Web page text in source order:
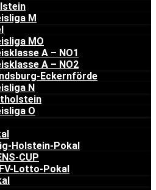
M
MO
A – NO1
A – NO2
Eckernförde
N
O
Holstein-Pokal
CUP
Lotto-Pokal